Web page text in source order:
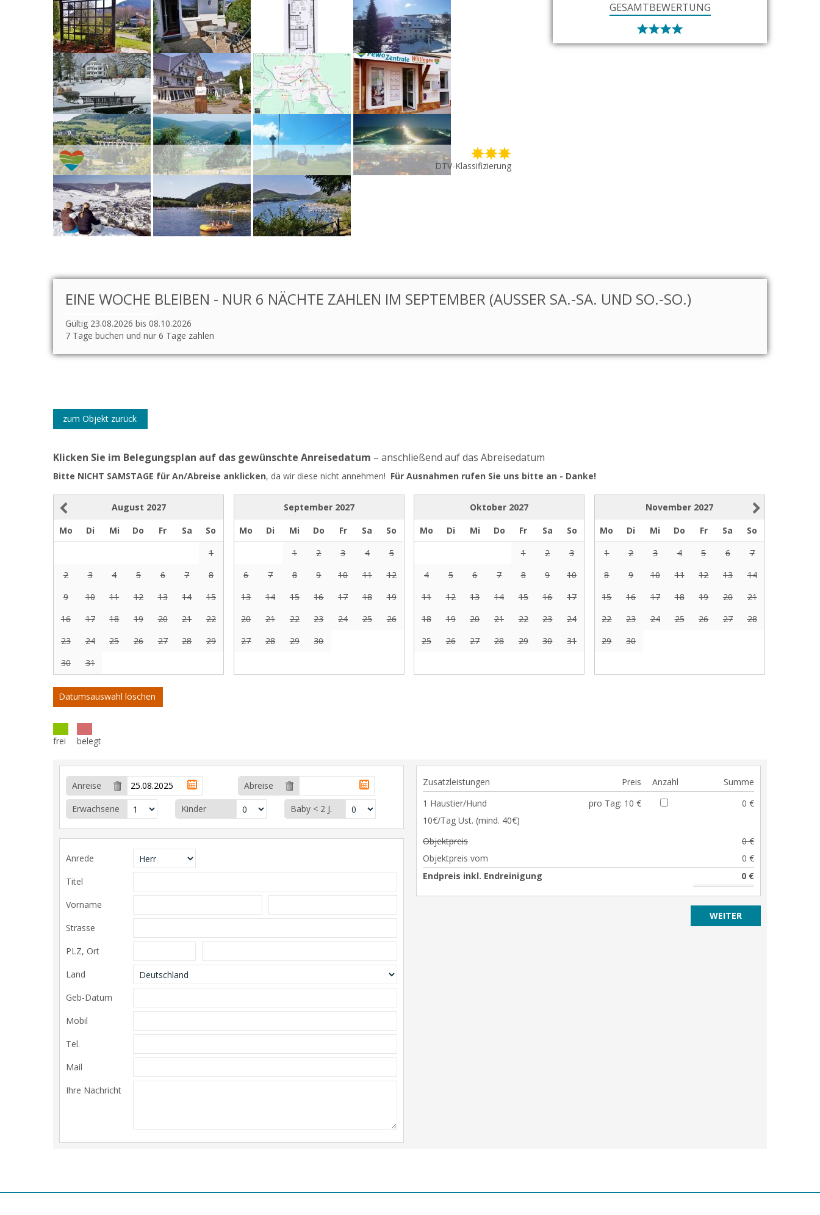
DTV-Klassifizierung
GESAMTBEWERTUNG
EINE WOCHE BLEIBEN - NUR 6 NÄCHTE ZAHLEN IM SEPTEMBER (AUSSER SA.-SA. UND SO.-SO.)
Gültig 23.08.2026 bis 08.10.2026
7 Tage buchen und nur 6 Tage zahlen
zum Objekt zurück
Klicken Sie im Belegungsplan auf das gewünschte Anreisedatum – anschließend auf das Abreisedatum
Bitte NICHT SAMSTAGE für An/Abreise anklicken, da wir diese nicht annehmen! Für Ausnahmen rufen Sie uns bitte an - Danke!
August 2027
Mo
Di Mi Do Fr Sa
So
1
2
3 4 5 6 7
8
9
10 11 12 13 14
15
16
17 18 19 20 21
22
23
24 25 26 27 28
29
30
31
September 2027
Mo
Di Mi Do Fr Sa
So
1
2 3 4
5
6
7 8 9 10 11
12
13
14 15 16 17 18
19
20
21 22 23 24 25
26
27
28 29 30
Oktober 2027
Mo
Di Mi Do Fr Sa
So
1
2
3
4
5 6 7 8 9
10
11
12 13 14 15 16
17
18
19 20 21 22 23
24
25
26 27 28 29 30 31
November 2027
Mo
Di Mi Do Fr Sa
So
1
2 3 4 5 6
7
8
9 10 11 12 13
14
15
16 17 18 19 20
21
22
23 24 25 26 27
28
29
30
Datumsauswahl löschen
frei belegt
Anreise
Abreise
Erwachsene
Kinder Baby < 2 J.
Anrede
Titel
Vorname
Strasse
PLZ, Ort
Land
Geb-Datum
Mobil
Tel.
Mail
Ihre Nachricht
Zusatzleistungen Preis Anzahl
Summe
1 Haustier/Hund
10€/Tag Ust. (mind. 40€)
pro Tag: 10 € 0 €
Objektpreis
0 €
Objektpreis vom
0 €
Endpreis inkl. Endreinigung
0 €